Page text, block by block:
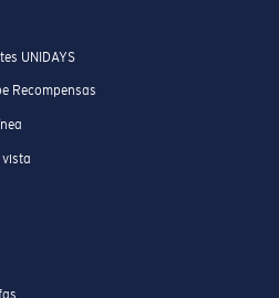
UNIDAYS
Recompensas
vista